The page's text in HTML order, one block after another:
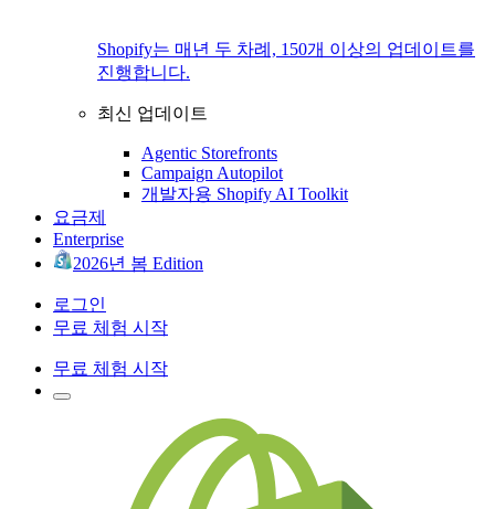
Shopify는 매년 두 차례, 150개 이상의 업데이트를
진행합니다.
최신 업데이트
Agentic Storefronts
Campaign Autopilot
개발자용 Shopify AI Toolkit
요금제
Enterprise
2026년 봄 Edition
로그인
무료 체험 시작
무료 체험 시작